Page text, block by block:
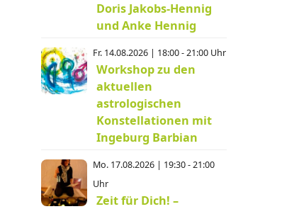
Doris Jakobs-Hennig
und Anke Hennig
Fr. 14.08.2026 | 18:00 - 21:00 Uhr
Workshop zu den
aktuellen
astrologischen
Konstellationen mit
Ingeburg Barbian
Mo. 17.08.2026 | 19:30 - 21:00
Uhr
Zeit für Dich! –